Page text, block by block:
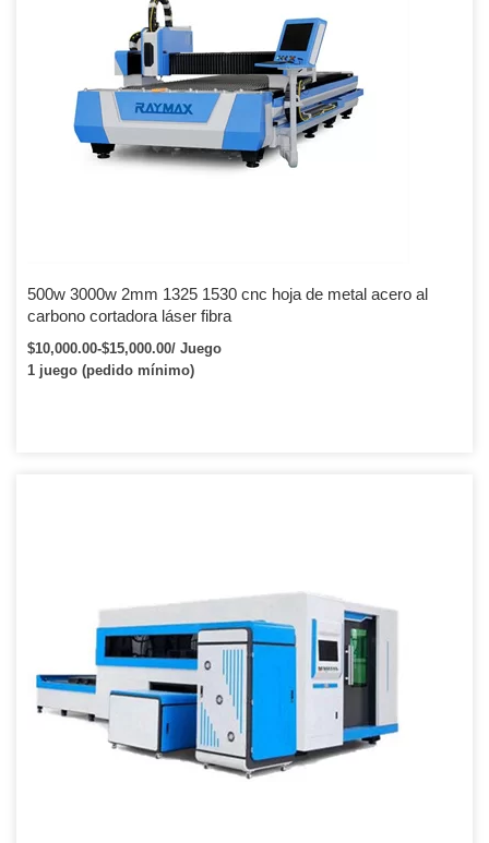
500w 3000w 2mm 1325 1530 cnc hoja de metal acero al
carbono cortadora láser fibra
$10,000.00-$15,000.00/ Juego
1 juego (pedido mínimo)